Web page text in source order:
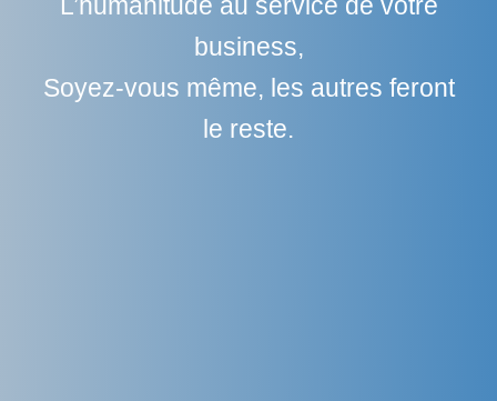
business,
Soyez-vous même, les autres feront
le reste.